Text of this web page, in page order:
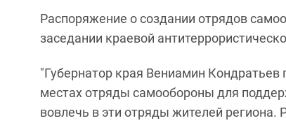
Распоряжение о создании отрядов
заседании краевой
"Губернатор края Вениамин
местах отряды самообороны для
вовлечь в эти отряды жителей региона.